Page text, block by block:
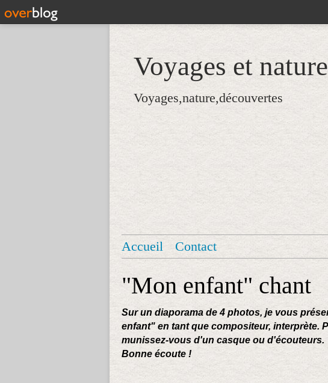
Voyages et
Voyages,nature,découvertes
Accueil Contact
"Mon enfant" chant
Sur un diaporama de 4 photos, je vous
enfant" en tant que compositeur, interprète.
munissez-vous d'un casque ou d'écouteurs.
Bonne écoute !